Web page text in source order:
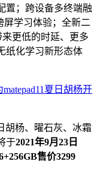
置；跨设备多终端融
屏学习体验；全新二
更低的时延、更多
纸化学习新形态体
胡杨、曜石灰、冰霜
于2021年9月23日
售价3299